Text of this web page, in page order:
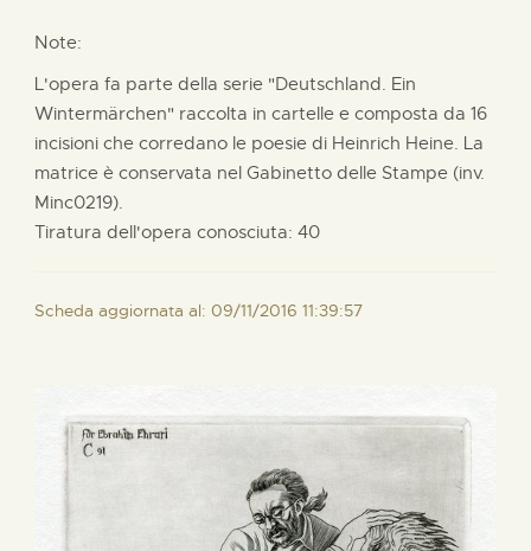
Note:
L'opera fa parte della serie "Deutschland. Ein
Wintermärchen" raccolta in cartelle e composta da 16
incisioni che corredano le poesie di Heinrich Heine. La
matrice è conservata nel Gabinetto delle Stampe (inv.
Minc0219).
Tiratura dell'opera conosciuta: 40
Scheda aggiornata al: 09/11/2016 11:39:57